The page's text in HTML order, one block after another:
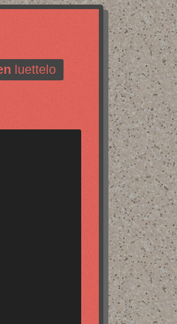
luettelo